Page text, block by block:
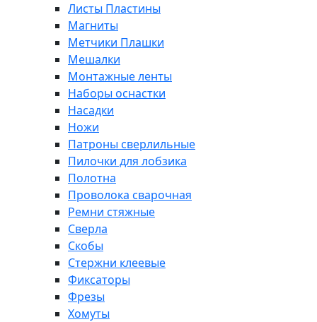
Листы Пластины
Магниты
Метчики Плашки
Мешалки
Монтажные ленты
Наборы оснастки
Насадки
Ножи
Патроны сверлильные
Пилочки для лобзика
Полотна
Проволока сварочная
Ремни стяжные
Сверла
Скобы
Стержни клеевые
Фиксаторы
Фрезы
Хомуты